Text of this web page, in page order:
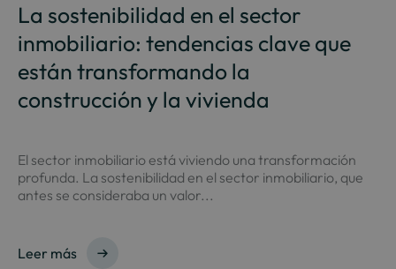
La sostenibilidad en el sector
inmobiliario: tendencias clave que
están transformando la
construcción y la vivienda
El sector inmobiliario está viviendo una transformación
profunda. La sostenibilidad en el sector inmobiliario, que
antes se consideraba un valor...
Leer más